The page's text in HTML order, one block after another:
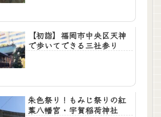
【初詣】福岡市中央区天神
で歩いてできる三社参り
朱色祭り！もみじ祭りの紅
葉八幡宮・宇賀稲荷神社